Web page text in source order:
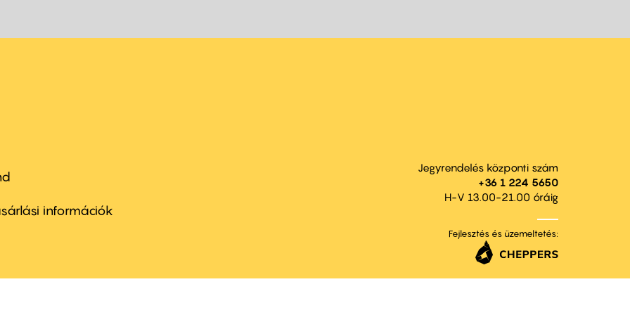
információk
Jegyrendelés központi szám
+36 1 224 5650
H-V 13.00-21.00 óráig
Fejlesztés és üzemeltetés: